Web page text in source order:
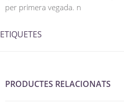
per primera vegada. n
ETIQUETES
PRODUCTES RELACIONATS